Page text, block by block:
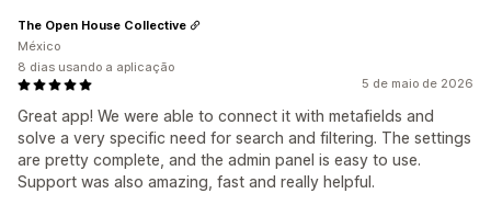
5 de maio de 2026
Great app! We were able to connect it with metafields and
solve a very specific need for search and filtering. The settings
are pretty complete, and the admin panel is easy to use.
Support was also amazing, fast and really helpful.
The Open House Collective
México
8 dias usando a aplicação